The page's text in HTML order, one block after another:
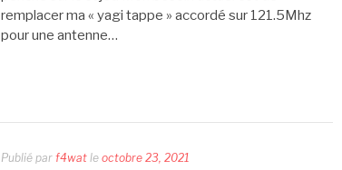
remplacer ma « yagi tappe » accordé sur 121.5Mhz
pour une antenne…
Publié par f4wat le octobre 23, 2021